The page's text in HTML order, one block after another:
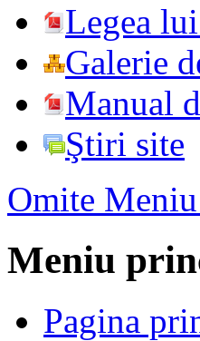
Legea
Galerie
Manual
Ştiri site
Omite
Meniu
Pagina